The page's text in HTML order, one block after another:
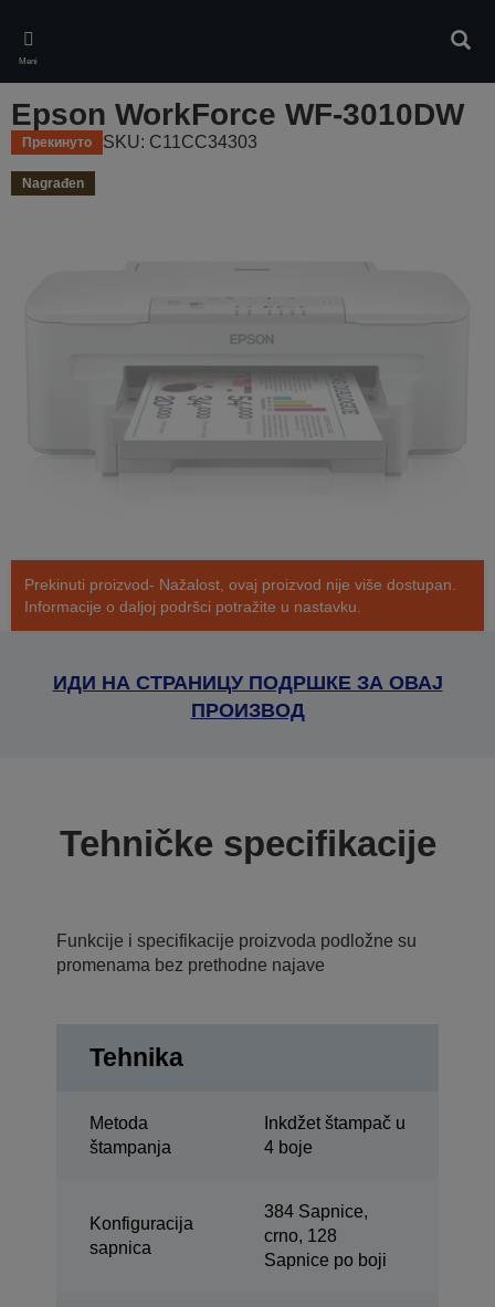
main
content
Meni
Epson WorkForce WF-3010DW
Прекинуто SKU: C11CC34303
Nagrađen
Prekinuti proizvod- Nažalost, ovaj proizvod nije više dostupan.
Informacije o daljoj podršci potražite u nastavku.
ИДИ НА СТРАНИЦУ ПОДРШКЕ ЗА ОВАЈ
ПРОИЗВОД
Tehničke specifikacije
Funkcije i specifikacije proizvoda podložne su
promenama bez prethodne najave
Tehnika
Metoda
štampanja
Inkdžet štampač u
4 boje
Konfiguracija
sapnica
384 Sapnice,
crno, 128
Sapnice po boji